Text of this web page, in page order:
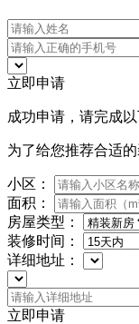
立即申请
成功申请，请完成
为了给您推荐合适
小区：
面积：
房屋类型：
装修时间：
详细地址：
立即申请